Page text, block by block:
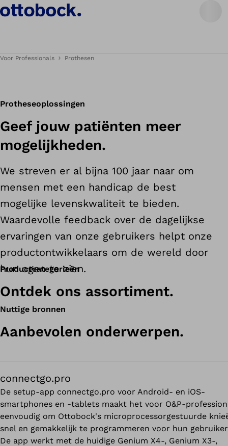
Voor Professionals Prothesen
Prothesenoplossingen.
Protheseoplossingen
Geef jouw patiënten meer
mogelijkheden.
We streven er al bijna 100 jaar naar om
mensen met een handicap de best
mogelijke levenskwaliteit te bieden.
Waardevolle feedback over de dagelijkse
ervaringen van onze gebruikers helpt onze
productontwikkelaars om de wereld door
hun ogen te zien.
Productcategorieën
Ontdek ons assortiment.
Nuttige bronnen
Aanbevolen onderwerpen.
connectgo.pro
De setup-app connectgo.pro voor Android- en iOS-
smartphones en -tablets maakt het voor O&P-
eenvoudig om Ottobock's microprocessorgestuurde
snel en gemakkelijk te programmeren voor hun
De app werkt met de huidige Genium X4-, Genium X3-,